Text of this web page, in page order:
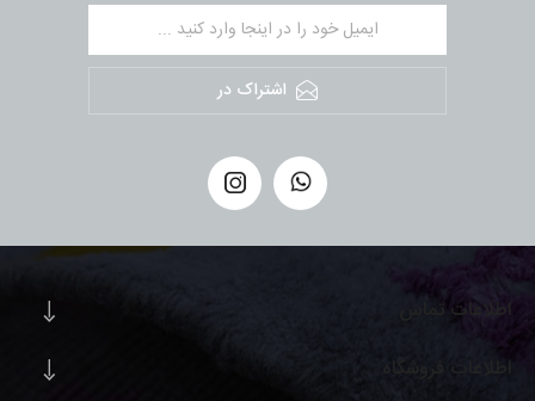
اشتراک در
اطلاعات تماس
اطلاعات فروشگاه